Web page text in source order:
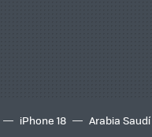
iPhone 18 Arabia Saudí